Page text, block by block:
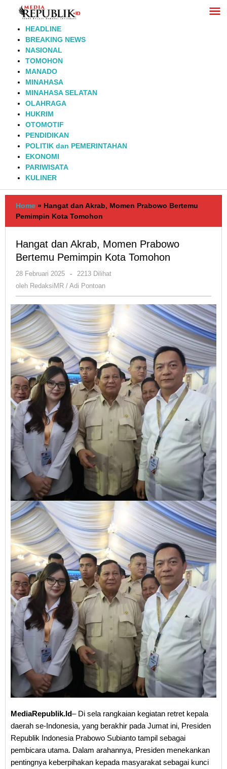
Lewati
HEADLINE
BREAKING NEWS
NASIONAL
TOMOHON
MANADO
MINAHASA
MINAHASA SELATAN
OLAHRAGA
HUKRIM
OTOMOTIF
PENDIDIKAN
POLITIK dan PEMERINTAHAN
EKONOMI
PARIWISATA
KULINER
Home » Hangat dan Akrab, Momen Prabowo Bertemu
Pemimpin Kota Tomohon
Hangat dan Akrab, Momen Prabowo
Bertemu Pemimpin Kota Tomohon
28 Februari 2025
oleh
RedaksiMR
Pontoan
-
2213 Dilihat
oleh RedaksiMR / Adi Pontoan
MediaRepublik.Id– Di sela rangkaian kegiatan retret kepala
daerah se-Indonesia, yang berakhir pada Jumat ini, Presiden
Republik Indonesia Prabowo Subianto tampil sebagai
pembicara utama. Dalam arahannya, Presiden menekankan
pentingnya keberpihakan kepada masyarakat sebagai kunci